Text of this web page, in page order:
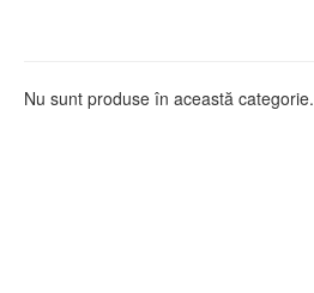
Nu sunt produse în această categorie.